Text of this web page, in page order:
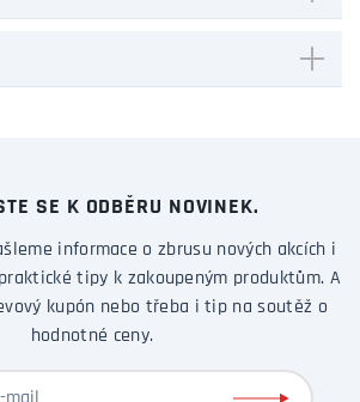
SE K ODBĚRU NOVINEK.
informace o zbrusu nových akcích i
tipy k zakoupeným produktům. A
kupón nebo třeba i tip na soutěž o
hodnotné ceny.